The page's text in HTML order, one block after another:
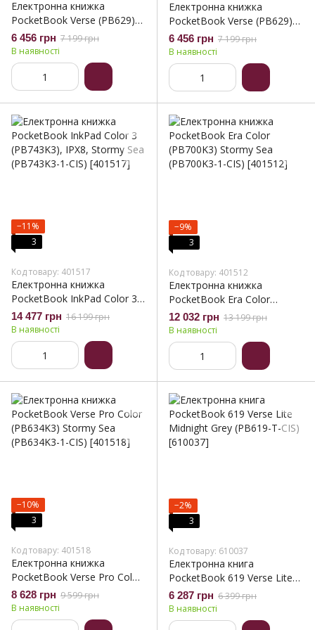
Електронна книжка
PocketBook Verse (PB629)
Bright Blue (PB629-2-CIS)
6 456 грн 7 199 грн
В наявності
Електронна книжка
PocketBook Verse (PB629)
Mist Grey (PB629-M-CIS)
6 456 грн 7 199 грн
В наявності
−11%
3
Код товару: 401517
Електронна книжка
PocketBook InkPad Color 3
(PB743K3), IPX8, Stormy Sea
(PB743K3-1-CIS)
14 477 грн 16 199 грн
В наявності
−9%
3
Код товару: 401512
Електронна книжка
PocketBook Era Color
(PB700K3) Stormy Sea
(PB700K3-1-CIS)
12 032 грн 13 199 грн
В наявності
−10%
3
Код товару: 401518
Електронна книжка
PocketBook Verse Pro Color
(PB634K3) Stormy Sea
(PB634K3-1-CIS)
8 628 грн 9 599 грн
В наявності
−2%
3
Код товару: 610037
Електронна книга
PocketBook 619 Verse Lite
Midnight Grey (PB619-T-CIS)
6 287 грн 6 399 грн
В наявності